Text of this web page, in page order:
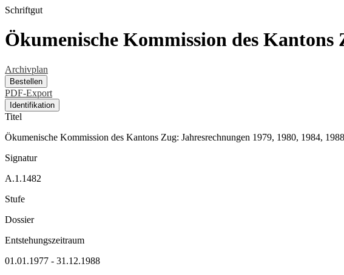
Schriftgut
Ökumenische Kommission des Kantons
Archivplan
Bestellen
PDF-Export
Identifikation
Titel
Ökumenische Kommission des Kantons Zug: Jahresrechnungen 1979, 1980, 1984, 1988
Signatur
A.1.1482
Stufe
Dossier
Entstehungszeitraum
01.01.1977 - 31.12.1988